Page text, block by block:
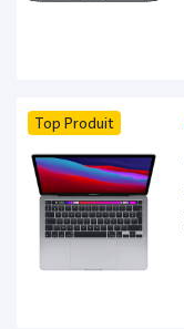
Top Produit